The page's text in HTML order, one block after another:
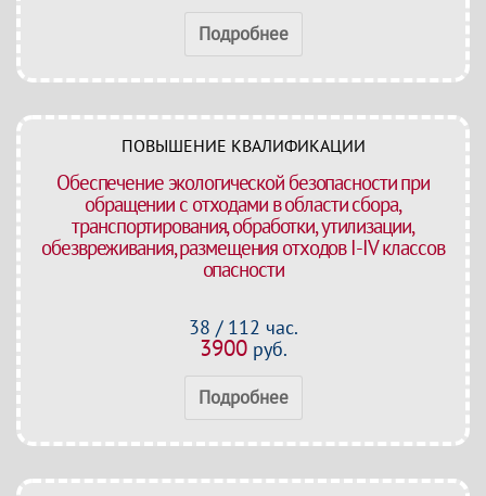
Подробнее
ПОВЫШЕНИЕ КВАЛИФИКАЦИИ
Обеспечение экологической безопасности при
обращении с отходами в области сбора,
транспортирования, обработки, утилизации,
обезвреживания, размещения отходов I-IV классов
опасности
38 / 112 час.
3900руб.
Подробнее